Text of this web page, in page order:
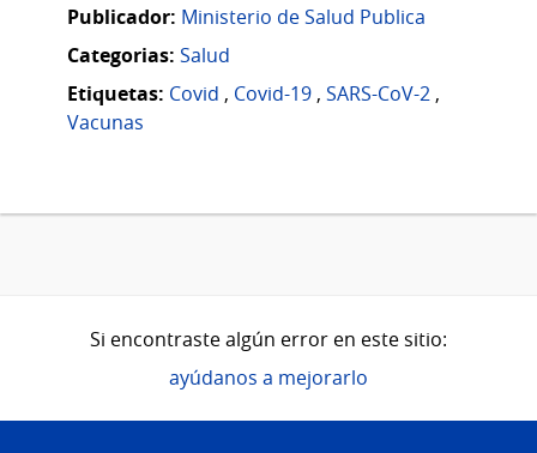
Publicador: Ministerio de Salud Publica
Categorias: Salud
Etiquetas: Covid , Covid-19 , SARS-CoV-2 ,
Vacunas
Si encontraste algún error en este sitio:
ayúdanos a mejorarlo